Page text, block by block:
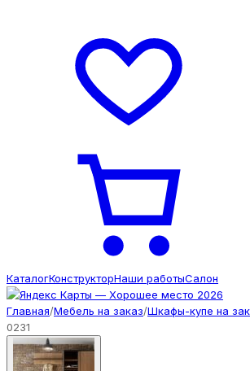
КаталогКонструкторНаши работыСалон
Главная/Мебель на заказ/Шкафы-купе на
0231